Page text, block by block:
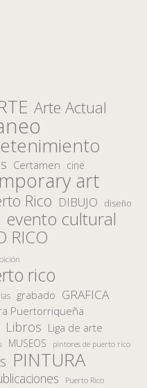
Arte Actual
Certamen cine
art
Rico DIBUJO diseño
evento cultural
RICO
rico
grabado GRAFICA
Puertorriqueña
Libros Liga de arte
MUSEOS pintores de puerto rico
PINTURA
Puerto Rico